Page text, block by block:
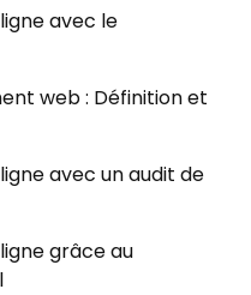
avec le
web : Définition et
avec un audit de
grâce au